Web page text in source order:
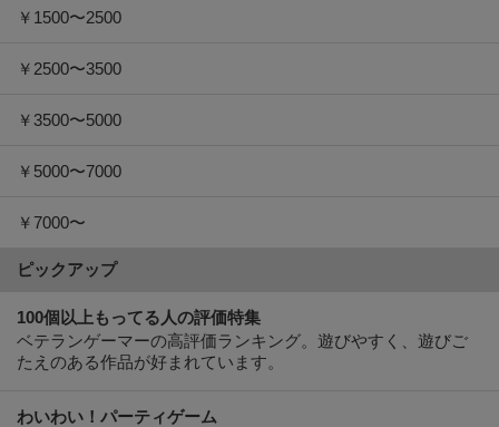
￥1500〜2500
￥2500〜3500
￥3500〜5000
￥5000〜7000
￥7000〜
ピックアップ
100個以上もってる人の評価特集
ベテランゲーマーの高評価ランキング。遊びやすく、遊びご
たえのある作品が好まれています。
わいわい！パーティゲーム